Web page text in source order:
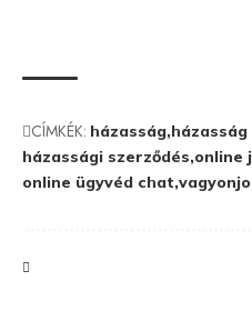
CÍMKÉK: házasság
házassági szerződés online
online ügyvéd chat